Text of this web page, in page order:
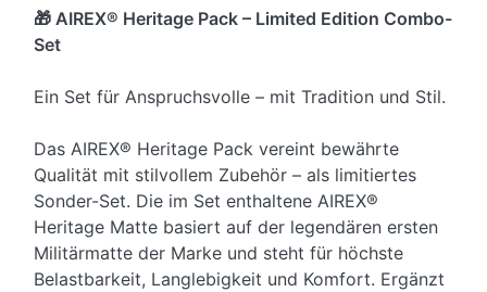
🎁 AIREX® Heritage Pack – Limited Edition Combo-
Set
Ein Set für Anspruchsvolle – mit Tradition und Stil.
Das AIREX® Heritage Pack vereint bewährte
Qualität mit stilvollem Zubehör – als limitiertes
Sonder-Set. Die im Set enthaltene AIREX®
Heritage Matte basiert auf der legendären ersten
Militärmatte der Marke und steht für höchste
Belastbarkeit, Langlebigkeit und Komfort. Ergänzt